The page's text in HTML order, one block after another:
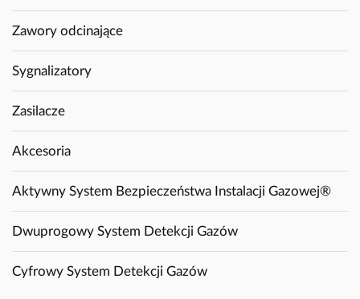
Zawory odcinające
Sygnalizatory
Zasilacze
Akcesoria
Aktywny System Bezpieczeństwa Instalacji Gazowej®
Dwuprogowy System Detekcji Gazów
Cyfrowy System Detekcji Gazów